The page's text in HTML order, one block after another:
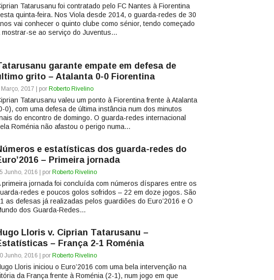
Tatarusanu foi contratado pelo FC Nantes à Fiorentina
quinta-feira. Nos Viola desde 2014, o guarda-redes de 30
vai conhecer o quinto clube como sénior, tendo começado
mostrar-se ao serviço do Juventus...
garante empate em defesa de
grito – Atalanta 0-0 Fiorentina
Março, 2017 | por Roberto Rivelino
Tatarusanu valeu um ponto à Fiorentina frente à Atalanta
0), com uma defesa de última instância num dos minutos
do encontro de domingo. O guarda-redes internacional
Roménia não afastou o perigo numa...
e estatísticas dos guarda-redes do
– Primeira jornada
Junho, 2016 | por Roberto Rivelino
primeira jornada foi concluída com números díspares entre os
redes e poucos golos sofridos – 22 em doze jogos. São
as defesas já realizadas pelos guardiões do Euro’2016 e O
dos Guarda-Redes...
Lloris v. Ciprian Tatarusanu –
– França 2-1 Roménia
Junho, 2016 | por Roberto Rivelino
Lloris iniciou o Euro’2016 com uma bela intervenção na
da França frente à Roménia (2-1), num jogo em que